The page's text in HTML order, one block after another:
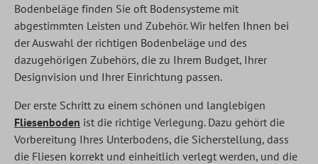
Bodenbeläge finden Sie oft Bodensysteme mit
abgestimmten Leisten und Zubehör. Wir helfen Ihnen bei
der Auswahl der richtigen Bodenbeläge und des
dazugehörigen Zubehörs, die zu Ihrem Budget, Ihrer
Designvision und Ihrer Einrichtung passen.
Der erste Schritt zu einem schönen und langlebigen
Fliesenboden ist die richtige Verlegung. Dazu gehört die
Vorbereitung Ihres Unterbodens, die Sicherstellung, dass
die Fliesen korrekt und einheitlich verlegt werden, und die